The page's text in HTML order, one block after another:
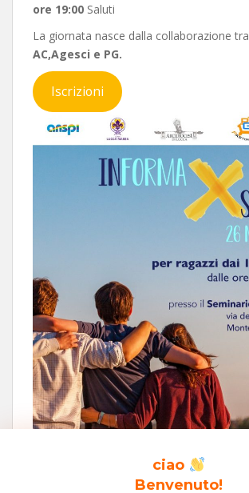
ore 19:00 Saluti
La giornata nasce dalla collaborazione tra
AC,Agesci e PG.
Iscrizioni
ciao
Benvenuto!